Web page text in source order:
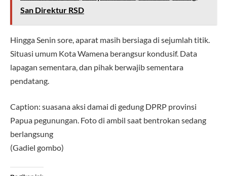
San Direktur RSD
Hingga Senin sore, aparat masih bersiaga di sejumlah titik.
Situasi umum Kota Wamena berangsur kondusif. Data
lapagan sementara, dan pihak berwajib sementara
pendatang.
Caption: suasana aksi damai di gedung DPRP provinsi
Papua pegunungan. Foto di ambil saat bentrokan sedang
berlangsung
(Gadiel gombo)